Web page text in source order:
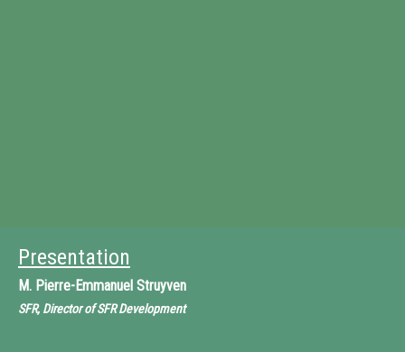
Presentation
M. Pierre-Emmanuel Struyven
SFR, Director of SFR Development